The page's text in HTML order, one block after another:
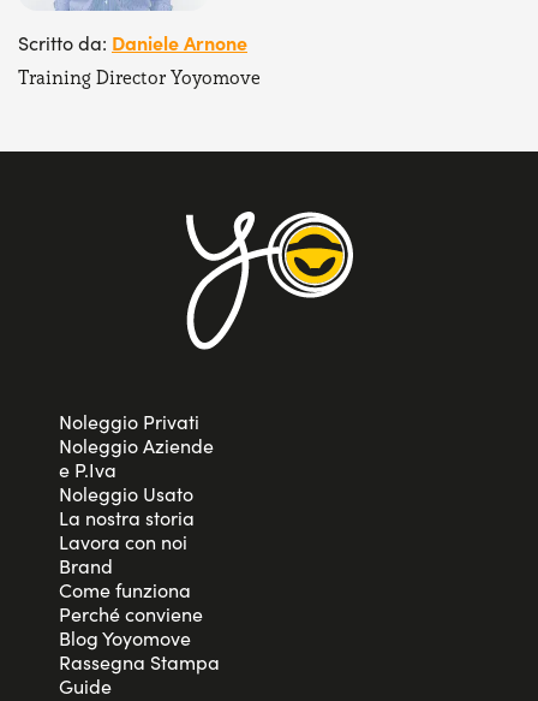
Scritto da: Daniele Arnone
Training Director Yoyomove
Noleggio Privati
Noleggio Aziende
e P.Iva
Noleggio Usato
La nostra storia
Lavora con noi
Brand
Come funziona
Perché conviene
Blog Yoyomove
Rassegna Stampa
Guide